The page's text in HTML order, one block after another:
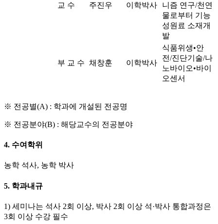
교 수 주진우 이학박사
니즘 연구/천연
물로부터 기능
성원료 소재개
발
부 교 수 채창훈 이학박사
식품위생•안
전/진단기술/나
노바이오•바이
오센서
※ 전공별(A) : 학과에 개설된 전공명
※ 전공분야(B) : 해당교수의 전공분야
4. 수여학위
농학 석사, 농학 박사
5. 학과내규
1) 세미나는 석사 2회 이상, 박사 2회 이상 석·박사 통합과정은
3회 이상 수강 필수